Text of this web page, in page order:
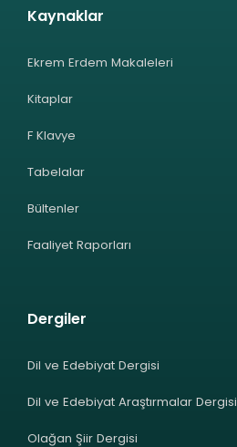
Kaynaklar
Ekrem Erdem Makaleleri
Kitaplar
F Klavye
Tabelalar
Bültenler
Faaliyet Raporları
Dergiler
Dil ve Edebiyat Dergisi
Dil ve Edebiyat Araştırmalar Dergisi
Olağan Şiir Dergisi